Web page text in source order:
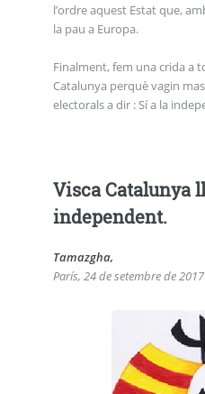
l’ordre aquest Estat que,
la pau a Europa.
Finalment, fem una crida a
Catalunya perquè vagin
electorals a dir : Sí a la
Visca Catalunya
independent.
Tamazgha,
París, 24 de setembre de 2017